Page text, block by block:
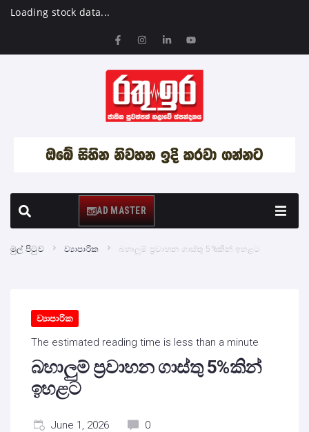
Loading stock data...
AD MASTER
මුල් පිටුව ව්‍යාපාරික බහාලුම් ප්‍රවාහන ගාස්තු 5%කින් ඉහළට
ව්‍යාපාරික
The estimated reading time is less than a minute
බහාලුම් ප්‍රවාහන ගාස්තු 5%කින්
ඉහළට
June 1, 2026 0